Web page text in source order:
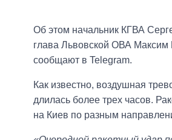
Об этом начальник КГВА
глава Львовской ОВА Максим
сообщают в Telegram.
Как известно, воздушная
длилась более трех часов.
на Киев по разным